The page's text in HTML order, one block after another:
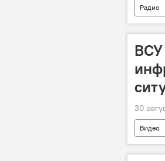
Радио
ВСУ
30
Видео